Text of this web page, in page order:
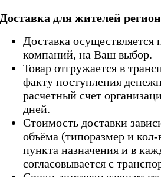
Доставка для жителей
Доставка
компаний, на Ваш выбор.
Товар отгружается в
факту поступления
расчетный счет
дней.
Стоимость доставки
объёма (типоразмер и кол-
пункта назначения и в
согласовывается с